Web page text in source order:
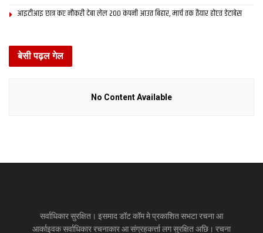
आइटीआइ छात्र कए नौकरी देबा लेल 200 कंपनी आउत बिहार, मार्च तक तैयार होएत डेटाबेस
बेसी पढ़ल गेल
No Content Available
सर्वाधिकार सुरक्षित। इसमाद डॉट कॉम मे प्रकाशित सभटा रचना आ
आर्काइवक सर्वाधिकार रचनाकार आ संग्रहकर्त्ता लग सुरक्षित अछि। रचना